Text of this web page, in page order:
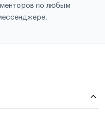
менторов по любым